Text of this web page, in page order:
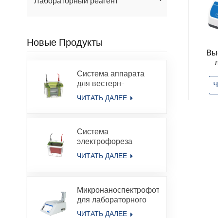
Новые Продукты
Система аппарата
для вестерн-
блоттинга с
вертикальным
электрофорезом
ЧИТАТЬ ДАЛЕЕ
Система
электрофореза
белков в геле с
переносом и
совместимая с Bio-
Rad
ЧИТАТЬ ДАЛЕЕ
Микронаноспектрофотометр
для лабораторного
анализа, УФ-ВИД,
ЧИТАТЬ ДАЛЕЕ